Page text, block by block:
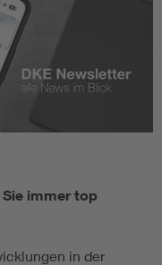
immer top
in der